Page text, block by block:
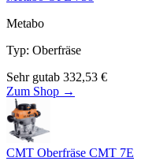
Metabo
Typ: Oberfräse
Sehr gutab 332,53 €
Zum Shop →
CMT Oberfräse CMT 7E